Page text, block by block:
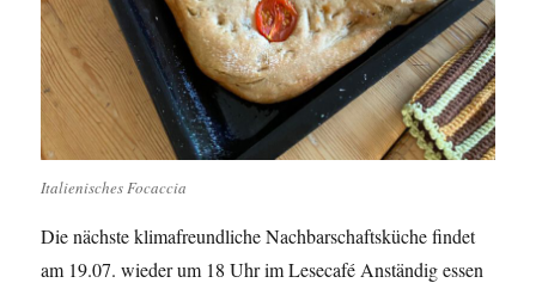
Italienisches Focaccia
Die nächste klimafreundliche Nachbarschaftsküche findet
am 19.07. wieder um 18 Uhr im Lesecafé Anständig essen